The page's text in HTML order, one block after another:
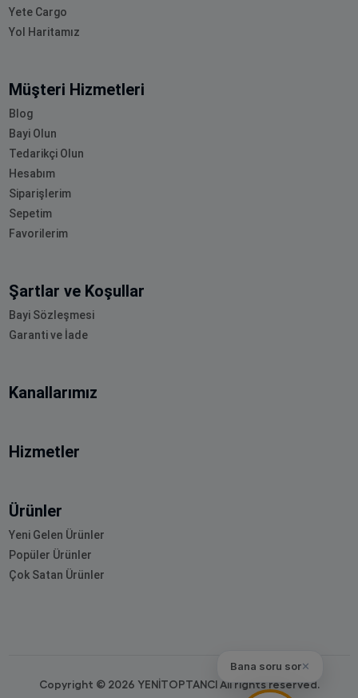
Bana soru sor✕
Yete Cargo
Yol Haritamız
Müşteri Hizmetleri
Blog
Bayi Olun
Tedarikçi Olun
Hesabım
Siparişlerim
Sepetim
Favorilerim
Şartlar ve Koşullar
Bayi Sözleşmesi
Garanti ve İade
Kanallarımız
Hizmetler
Ürünler
Yeni Gelen Ürünler
Popüler Ürünler
Çok Satan Ürünler
Copyright © 2026 YENİTOPTANCI All rights reserved.